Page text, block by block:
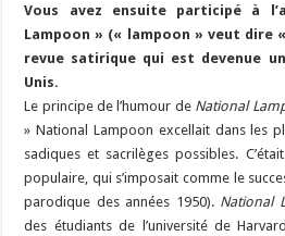
Vous avez ensuite participé à
Lampoon » (« lampoon » veut dire
revue satirique qui est devenue
Unis.
Le principe de l’humour de National
» National Lampoon excellait dans les
sadiques et sacrilèges possibles.
populaire, qui s’imposait comme le
parodique des années 1950). National
des étudiants de l’université de